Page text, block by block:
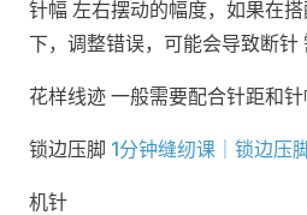
针幅 左右摆动的幅度，如果在
下，调整错误，可能会导致断针
花样线迹 一般需要配合针距和针
锁边压脚 1分钟缝纫课｜锁边压
机针